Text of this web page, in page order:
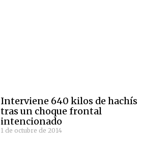
Interviene 640 kilos de hachís
tras un choque frontal
intencionado
1 de octubre de 2014